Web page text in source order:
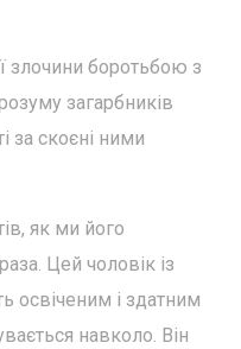
злочини боротьбою з
загарбників
за скоєні ними
як ми його
Цей чоловік із
освіченим і здатним
навколо. Він